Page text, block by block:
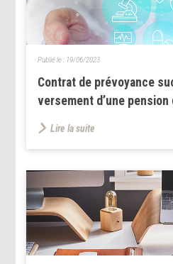
Contrat de prévoyance
versement d’une pension
Publié le : 19/06/2023
Lire la suite